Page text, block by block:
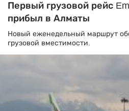
Первый грузовой рейс
прибыл в Алматы
Новый еженедельный маршрут
грузовой вместимости.